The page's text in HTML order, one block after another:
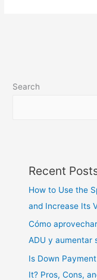
Search
Recent
How to Use the
and Increase Its
Cómo
ADU y aumentar
Is Down
It? Pros, Cons,